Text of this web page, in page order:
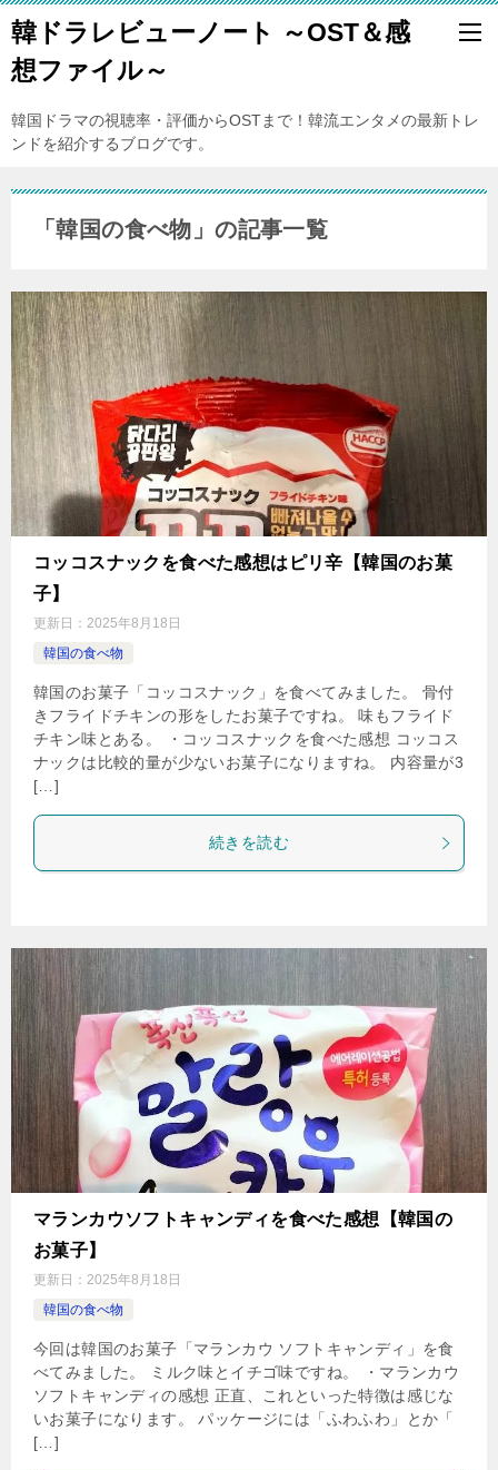
韓ドラレビューノート ～OST＆感
想ファイル～
韓国ドラマの視聴率・評価からOSTまで！韓流エンタメの最新トレ
ンドを紹介するブログです。
「韓国の食べ物」の記事一覧
コッコスナックを食べた感想はピリ辛【韓国のお菓
子】
更新日： 2025年8月18日
韓国の食べ物
韓国のお菓子「コッコスナック」を食べてみました。 骨付
きフライドチキンの形をしたお菓子ですね。 味もフライド
チキン味とある。 ・コッコスナックを食べた感想 コッコス
ナックは比較的量が少ないお菓子になりますね。 内容量が3
[…]
続きを読む
マランカウソフトキャンディを食べた感想【韓国の
お菓子】
更新日： 2025年8月18日
韓国の食べ物
今回は韓国のお菓子「マランカウ ソフトキャンディ」を食
べてみました。 ミルク味とイチゴ味ですね。 ・マランカウ
ソフトキャンディの感想 正直、これといった特徴は感じな
いお菓子になります。 パッケージには「ふわふわ」とか「
[…]